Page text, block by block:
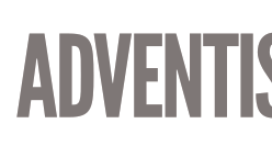
Aller
contenu